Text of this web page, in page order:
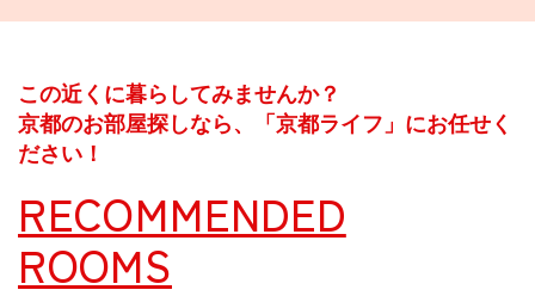
この近くに暮らしてみませんか？
京都のお部屋探しなら、「京都ライフ」にお任せく
ださい！
RECOMMENDED
ROOMS